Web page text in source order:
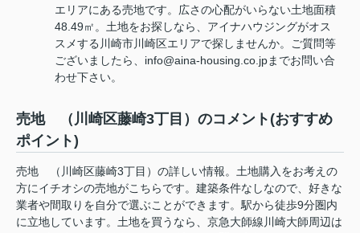
エリアにある売地です。広さの心配がいらない土地面積
48.49㎡。土地をお探しなら、アイナハウジングがオス
スメする川崎市川崎区エリアで探しませんか。ご質問等
ございましたら、info@aina-housing.co.jpまでお問い合
わせ下さい。
売地 （川崎区藤崎3丁目）のコメント(おすすめ
ポイント)
売地 （川崎区藤崎3丁目）の詳しい情報。土地購入をお考えの
方にイチオシの売地がこちらです。建築条件なしなので、好きな
業者や間取りを自分で選ぶことができます。駅から徒歩9分圏内
に立地しています。土地を買うなら、京急大師線川崎大師周辺は